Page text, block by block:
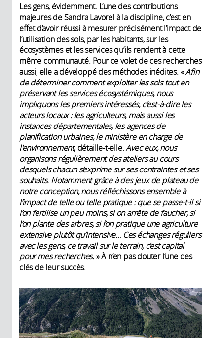
Les gens, évidemment. L’une des contributions
majeures de Sandra Lavorel à la discipline, c’est en
effet d’avoir réussi à mesurer précisément l’impact de
l’utilisation des sols, par les habitants, sur les
écosystèmes et les services qu’ils rendent à cette
même communauté. Pour ce volet de ces recherches
aussi, elle a développé des méthodes inédites. «Afin
de déterminer comment exploiter les sols tout en
préservant les services écosystémiques, nous
impliquons les premiers intéressés, c'est-à-dire les
acteurs locaux : les agriculteurs, mais aussi les
instances départementales, les agences de
planification urbaines, le ministère en charge de
l'environnement, détaille-t-elle.Avec eux, nous
organisons régulièrement des ateliers au cours
desquels chacun s’exprime sur ses contraintes et ses
souhaits. Notamment grâce à des jeux de plateau de
notre conception, nous réfléchissons ensemble à
l’impact de telle ou telle pratique : que se passe-t-il si
l’on fertilise un peu moins, si on arrête de faucher, si
l’on plante des arbres, si l’on pratique une agriculture
extensive plutôt qu’intensive… Ces échanges réguliers
avec les gens, ce travail sur le terrain, c’est capital
pour mes recherches.» À n’en pas douter l’une des
clés de leur succès.